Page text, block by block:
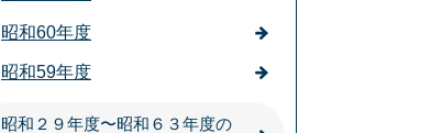
昭和60年度
昭和59年度
昭和２９年度〜昭和６３年度の